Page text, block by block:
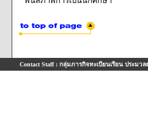
Contact Staff : กลุ่มภารกิจทะเบียนเรียน ประมวล